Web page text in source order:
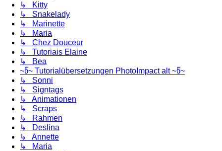
↳ Kitty
↳ Snakelady
↳ Marinette
↳ Maria
↳ Chez Douceur
↳ Tutoriais Elaine
↳ Bea
~წ~ Tutorialübersetzungen PhotoImpact alt ~წ~
↳ Sonni
↳ Signtags
↳ Animationen
↳ Scraps
↳ Rahmen
↳ Deslina
↳ Annette
↳ Maria